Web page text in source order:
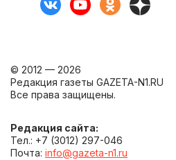
© 2012 — 2026
Редакция газеты GAZETA-N1.RU
Все права защищены.
Редакция сайта:
Тел.: +7 (3012) 297-046
Почта: info@gazeta-n1.ru